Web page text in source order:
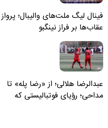
فینال لیگ ملت‌های والیبال؛ پرواز
عقاب‌ها بر فراز نینگبو
عبدالرضا هلالی؛ از «رضا پله» تا
مداحی؛ رؤیای فوتبالیستی که